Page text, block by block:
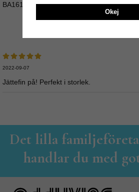
BA161_SK2278SV-2
2022-09-07
Jättefin på! Perfekt i storlek.
Det lilla
handlar du med
Okej